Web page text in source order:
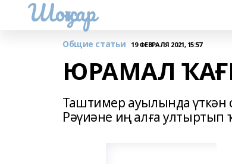
Шоңҡар
Общие статьи 19 ФЕВРАЛЯ 2021, 15:57
ЮРАМАЛ
Таштимер ауылында
Рәүиәне иң алға ултыртып